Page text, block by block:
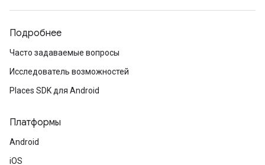
Подробнее
Часто задаваемые вопросы
Исследователь возможностей
Places SDK для Android
Платформы
Android
iOS